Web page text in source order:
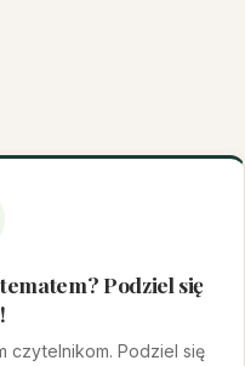
Podziel się
czytelnikom. Podziel się